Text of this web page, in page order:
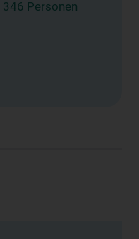
346 Personen